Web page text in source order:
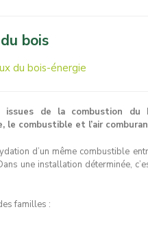
bois
du bois-énergie
issues de la combustion
le combustible et l’air
d’un même combustible
une installation déterminée,
familles :